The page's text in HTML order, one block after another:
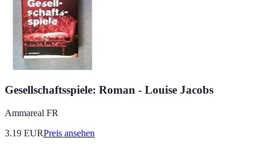
Gesellschaftsspiele: Roman - Louise Jacobs
Ammareal FR
3.19 EURPreis ansehen